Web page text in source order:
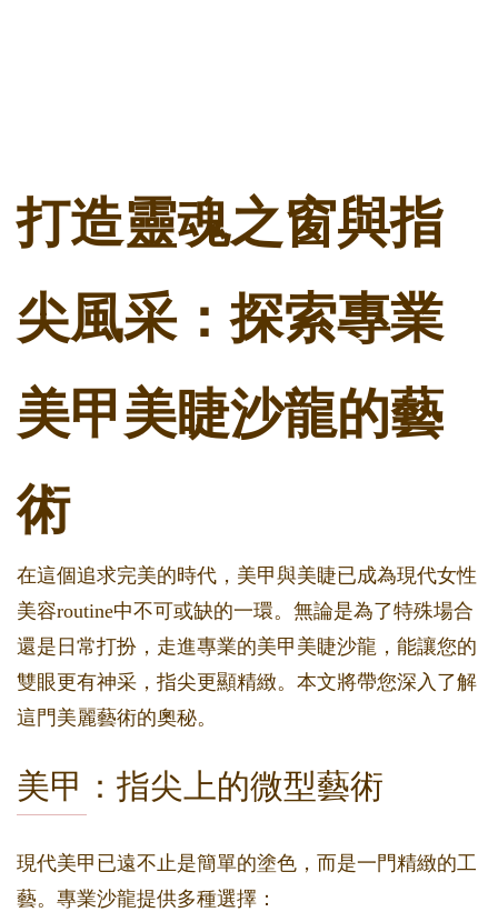
打造靈魂之窗與指
尖風采：探索專業
美甲美睫沙龍的藝
術
在這個追求完美的時代，美甲與美睫已成為現代女性
美容routine中不可或缺的一環。無論是為了特殊場合
還是日常打扮，走進專業的美甲美睫沙龍，能讓您的
雙眼更有神采，指尖更顯精緻。本文將帶您深入了解
這門美麗藝術的奧秘。
美甲：指尖上的微型藝術
現代美甲已遠不止是簡單的塗色，而是一門精緻的工
藝。專業沙龍提供多種選擇：